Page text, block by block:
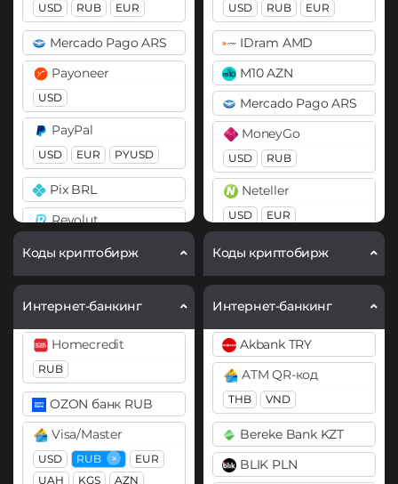
Bitcoin Cash (BCH)
Bitcoin SV (BSV)
Cardano (ADA)
Chainlink (LINK)
Compound (COMP)
Cosmos (ATOM)
Decentraland (MANA)
Dogecoin (DOGE)
DOGE
Polkadot (DOT)
DOT
Ethereum (ETH)
BEP20 ERC20
OP
USD RUB EUR
Mercado Pago ARS
Payoneer
USD
PayPal
USD EUR PYUSD
Pix BRL
Revolut
Skrill
USD EUR
Volet (AdvCash)
USD
Wise
USD
Zelle
USD
Коды криптобирж
Интернет-банкинг
Homecredit
RUB
OZON банк RUB
Visa/Master
USD RUB ×
EUR
UAH
KGS AZN
ARB
AVAXC
Bitcoin Cash (BCH)
Bitcoin SV (BSV)
BitTorrent (BTT)
Cardano (ADA)
Chainlink (LINK)
BEP20 ERC20
Compound (COMP)
Cosmos (ATOM)
Cronos (CRO)
ERC20
DASH
Decentraland (MANA)
Dogecoin (DOGE)
DOGE
USD RUB EUR
IDram AMD
M10 AZN
Mercado Pago ARS
MoneyGo
USD RUB
Neteller
USD EUR
Payoneer
PayPal
USD EUR GBP
AUD
PYUSD
PaySera
EUR
Paytm INR
Pix BRL
Коды криптобирж
Интернет-банкинг
Akbank TRY
ATM QR-код
THB VND
Bereke Bank KZT
BLIK PLN